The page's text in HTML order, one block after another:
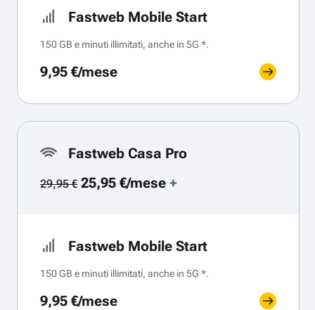
Fastweb Mobile Start
150 GB e minuti illimitati, anche in 5G *.
9,95 €/mese
Fastweb Casa Pro
29,95 €25,95 €/mese+
Fastweb Mobile Start
150 GB e minuti illimitati, anche in 5G *.
9,95 €/mese